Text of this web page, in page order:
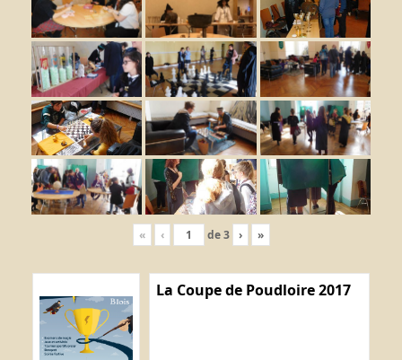
« ‹ de3 › »
La Coupe de Poudloire 2017